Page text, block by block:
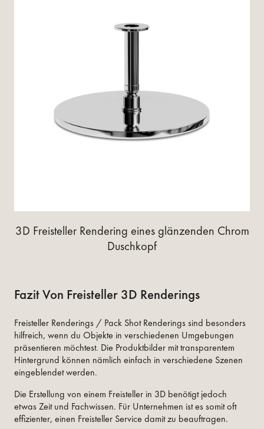
3D Freisteller Rendering eines glänzenden Chrom
Duschkopf
Fazit Von Freisteller 3D Renderings
Freisteller Renderings / Pack Shot Renderings sind besonders
hilfreich, wenn du Objekte in verschiedenen Umgebungen
präsentieren möchtest. Die Produktbilder mit transparentem
Hintergrund können nämlich einfach in verschiedene Szenen
eingeblendet werden.
Die Erstellung von einem Freisteller in 3D benötigt jedoch
etwas Zeit und Fachwissen. Für Unternehmen ist es somit oft
effizienter, einen Freisteller Service damit zu beauftragen.